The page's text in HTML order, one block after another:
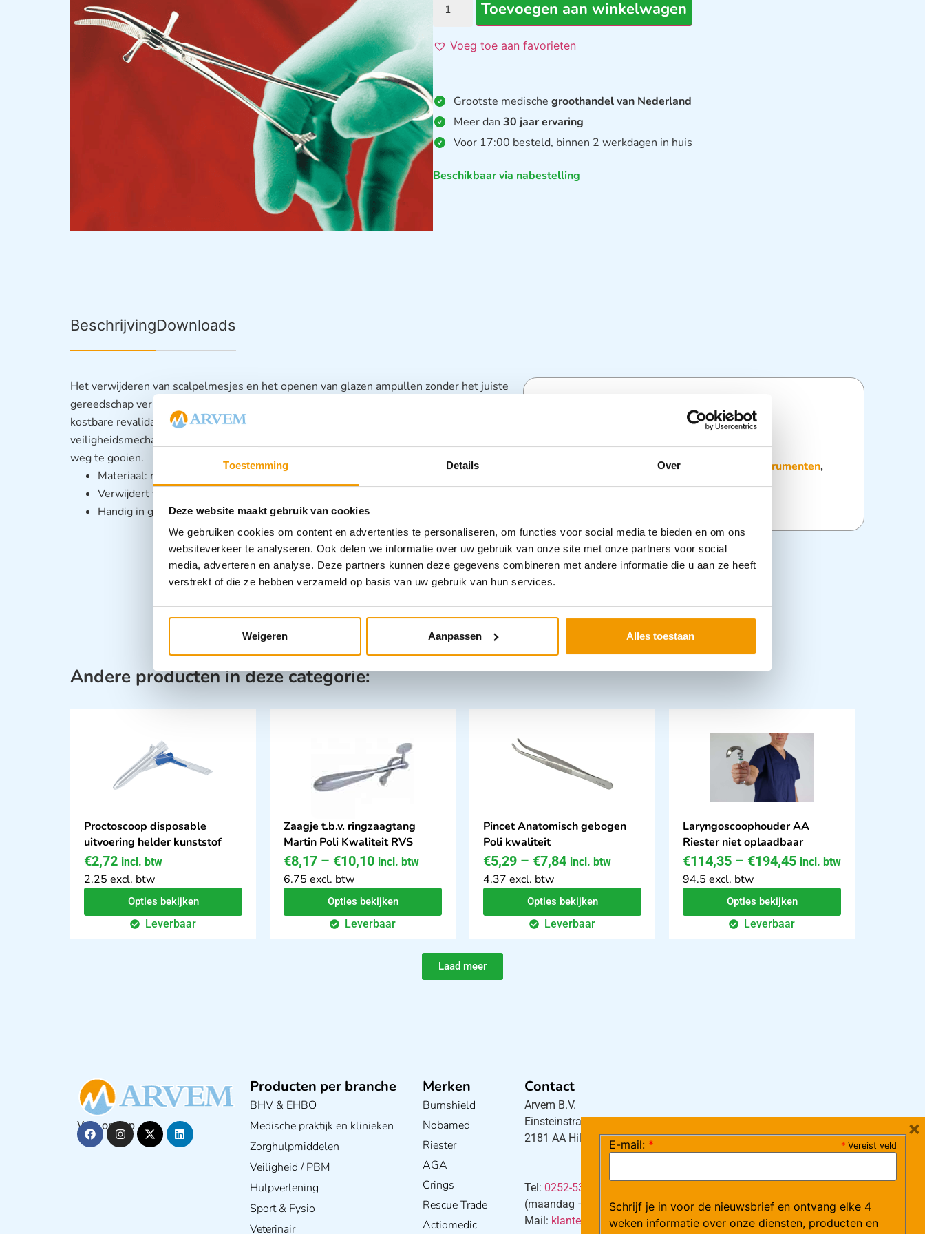
Toestemming Details Over
Deze website maakt gebruik van cookies
We gebruiken cookies om content en advertenties te personaliseren, om functies voor social media te bieden en om ons
websiteverkeer te analyseren. Ook delen we informatie over uw gebruik van onze site met onze partners voor social
media, adverteren en analyse. Deze partners kunnen deze gegevens combineren met andere informatie die u aan ze heeft
verstrekt of die ze hebben verzameld op basis van uw gebruik van hun services.
Weigeren Aanpassen Alles toestaan
Toevoegen aan winkelwagen
Voeg toe aan favorieten
Grootste medischegroothandel van Nederland
Meer dan30 jaar ervaring
Voor 17:00 besteld, binnen 2 werkdagen in huis
Beschikbaar via nabestelling
BeschrijvingDownloads
Het verwijderen van scalpelmesjes en het openen van glazen ampullen zonder het juiste
gereedschap verhoogt de kans op scherp letsel aanzienlijk, wat kan leiden tot operaties en
kostbare revalidatie. De scalpelmesverwijderaar maakt gebruik van een automatisch
veiligheidsmechanisme om uw scalpelmesjes gemakkelijk te verwijderen, te bevatten en
weg te gooien.
Materiaal: roestvrij staal
Verwijdert veilig messen van handvatten.
Handig in gebruik
Instrumentarium Overige instrumenten,
Scalpelmesjes en heften
Andere producten in deze categorie:
Proctoscoop disposable
uitvoering helder kunststof
€2,72 incl. btw
2.25 excl. btw
Opties bekijken
Leverbaar
Zaagje t.b.v. ringzaagtang
Martin Poli Kwaliteit RVS
€8,17 – €10,10 incl. btw
6.75 excl. btw
Opties bekijken
Leverbaar
Pincet Anatomisch gebogen
Poli kwaliteit
€5,29 – €7,84 incl. btw
4.37 excl. btw
Opties bekijken
Leverbaar
Laryngoscoophouder AA
Riester niet oplaadbaar
€114,35 – €194,45 incl. btw
94.5 excl. btw
Opties bekijken
Leverbaar
Laad meer
Volg ons op
Producten per branche
BHV & EHBO
Medische praktijk en klinieken
Zorghulpmiddelen
Veiligheid / PBM
Hulpverlening
Sport & Fysio
Veterinair
Merken
Burnshield
Nobamed
Riester
AGA
Crings
Rescue Trade
Actiomedic
Contact
Arvem B.V.
Einsteinstraat 5
2181 AA Hillegom
Tel: 0252-533256
(maandag – donderdag 08:30-17:15 uur / vrijdag 08:30-16:00 uur)
Mail: klantenservice@arvem.nl
* Vereist veld
E-mail: *
Schrijf je in voor de nieuwsbrief en ontvang elke 4
weken informatie over onze diensten, producten en
×